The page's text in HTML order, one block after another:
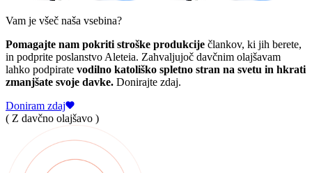
Vam je všeč naša vsebina?
Pomagajte nam pokriti stroške produkcije člankov, ki jih berete,
in podprite poslanstvo Aleteia. Zahvaljujoč davčnim olajšavam
lahko podpirate vodilno katoliško spletno stran na svetu in hkrati
zmanjšate svoje davke. Donirajte zdaj.
Doniram zdaj
( Z davčno olajšavo )